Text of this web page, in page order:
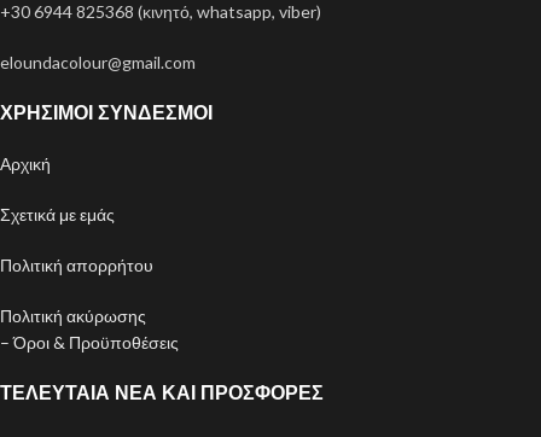
+30 6944 825368 (κινητό, whatsapp, viber)
eloundacolour@gmail.com
ΧΡΉΣΙΜΟΙ ΣΎΝΔΕΣΜΟΙ
Αρχική
Σχετικά με εμάς
Πολιτική απορρήτου
Πολιτική ακύρωσης
– Όροι & Προϋποθέσεις
ΤΕΛΕΥΤΑΊΑ ΝΈΑ ΚΑΙ ΠΡΟΣΦΟΡΈΣ